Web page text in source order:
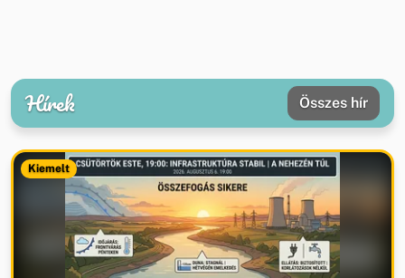
Hírek Összes hír
Kiemelt